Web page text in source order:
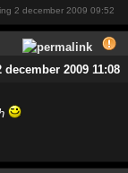
2 december 2009 09:52
december 2009 11:08